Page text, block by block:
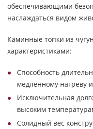
обеспечивающими
наслаждаться видом
Каминные топки из
характеристиками:
Способность
медленному нагреву
Исключительная
высоким
Солидный вес